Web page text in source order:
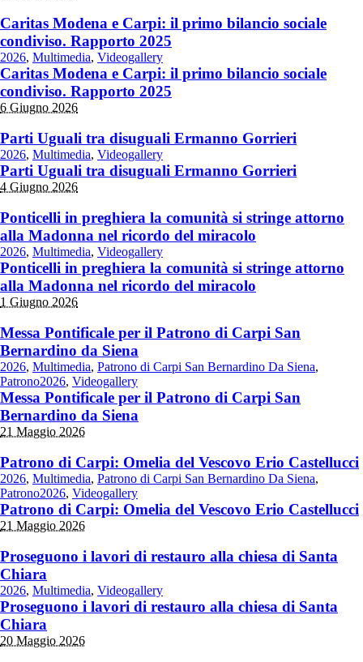
Caritas Modena e Carpi: il primo bilancio sociale
condiviso. Rapporto 2025
2026, Multimedia, Videogallery
Caritas Modena e Carpi: il primo bilancio sociale
condiviso. Rapporto 2025
6 Giugno 2026
Parti Uguali tra disuguali Ermanno Gorrieri
2026, Multimedia, Videogallery
Parti Uguali tra disuguali Ermanno Gorrieri
4 Giugno 2026
Ponticelli in preghiera la comunità si stringe attorno
alla Madonna nel ricordo del miracolo
2026, Multimedia, Videogallery
Ponticelli in preghiera la comunità si stringe attorno
alla Madonna nel ricordo del miracolo
1 Giugno 2026
Messa Pontificale per il Patrono di Carpi San
Bernardino da Siena
2026, Multimedia, Patrono di Carpi San Bernardino Da Siena,
Patrono2026, Videogallery
Messa Pontificale per il Patrono di Carpi San
Bernardino da Siena
21 Maggio 2026
Patrono di Carpi: Omelia del Vescovo Erio Castellucci
2026, Multimedia, Patrono di Carpi San Bernardino Da Siena,
Patrono2026, Videogallery
Patrono di Carpi: Omelia del Vescovo Erio Castellucci
21 Maggio 2026
Proseguono i lavori di restauro alla chiesa di Santa
Chiara
2026, Multimedia, Videogallery
Proseguono i lavori di restauro alla chiesa di Santa
Chiara
20 Maggio 2026